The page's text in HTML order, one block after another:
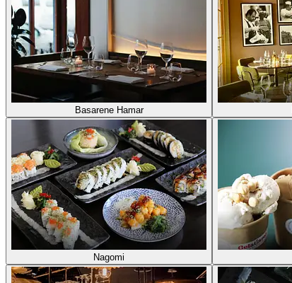
Basarene Hamar
Nagomi